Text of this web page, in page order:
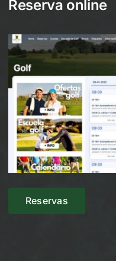
Reserva online
Reservas